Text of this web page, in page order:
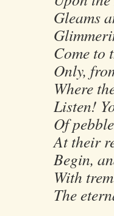
Gleams
Come to
Only,
Where
Listen!
Of
At their
Begin,
With
The